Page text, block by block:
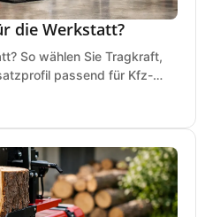
die Werkstatt?
So wählen Sie Tragkraft,
passend für Kfz-